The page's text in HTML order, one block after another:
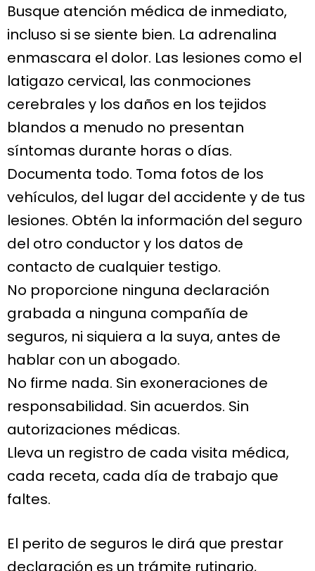
Busque atención médica de inmediato,
incluso si se siente bien. La adrenalina
enmascara el dolor. Las lesiones como el
latigazo cervical, las conmociones
cerebrales y los daños en los tejidos
blandos a menudo no presentan
síntomas durante horas o días.
Documenta todo. Toma fotos de los
vehículos, del lugar del accidente y de tus
lesiones. Obtén la información del seguro
del otro conductor y los datos de
contacto de cualquier testigo.
No proporcione ninguna declaración
grabada a ninguna compañía de
seguros, ni siquiera a la suya, antes de
hablar con un abogado.
No firme nada. Sin exoneraciones de
responsabilidad. Sin acuerdos. Sin
autorizaciones médicas.
Lleva un registro de cada visita médica,
cada receta, cada día de trabajo que
faltes.
El perito de seguros le dirá que prestar
declaración es un trámite rutinario,